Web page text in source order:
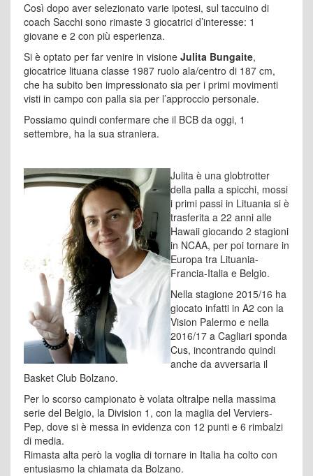
Così dopo aver selezionato varie ipotesi, sul taccuino di
coach Sacchi sono rimaste 3 giocatrici d’interesse: 1
giovane e 2 con più esperienza.
Si è optato per far venire in visione Julita Bungaite,
giocatrice lituana classe 1987 ruolo ala/centro di 187 cm,
che ha subito ben impressionato sia per i primi movimenti
visti in campo con palla sia per l’approccio personale.
Possiamo quindi confermare che il BCB da oggi, 1
settembre, ha la sua straniera.
Julita è una globtrotter
della palla a spicchi, mossi
i primi passi in Lituania si è
trasferita a 22 anni alle
Hawaii giocando 2 stagioni
in NCAA, per poi tornare in
Europa tra Lituania-
Francia-Italia e Belgio.
Nella stagione 2015/16 ha
giocato infatti in A2 con la
Vision Palermo e nella
2016/17 a Cagliari sponda
Cus, incontrando quindi
anche da avversaria il
Basket Club Bolzano.
Per lo scorso campionato è volata oltralpe nella massima
serie del Belgio, la Division 1, con la maglia del Verviers-
Pep, dove si è messa in evidenza con 12 punti e 6 rimbalzi
di media.
Rimasta alta però la voglia di tornare in Italia ha colto con
entusiasmo la chiamata da Bolzano.